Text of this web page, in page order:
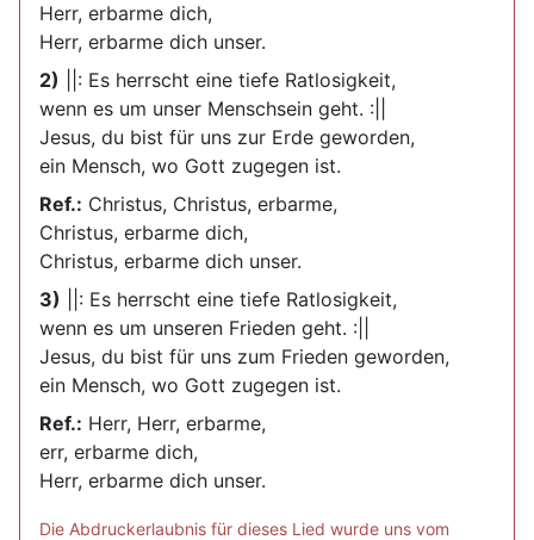
Herr, erbarme dich,
Herr, erbarme dich unser.
2) ||: Es herrscht eine tiefe Ratlosigkeit,
wenn es um unser Menschsein geht. :||
Jesus, du bist für uns zur Erde geworden,
ein Mensch, wo Gott zugegen ist.
Ref.: Christus, Christus, erbarme,
Christus, erbarme dich,
Christus, erbarme dich unser.
3) ||: Es herrscht eine tiefe Ratlosigkeit,
wenn es um unseren Frieden geht. :||
Jesus, du bist für uns zum Frieden geworden,
ein Mensch, wo Gott zugegen ist.
Ref.: Herr, Herr, erbarme,
err, erbarme dich,
Herr, erbarme dich unser.
Die Abdruckerlaubnis für dieses Lied wurde uns vom